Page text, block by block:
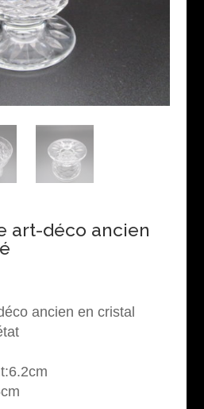
art-déco ancien
ancien en cristal